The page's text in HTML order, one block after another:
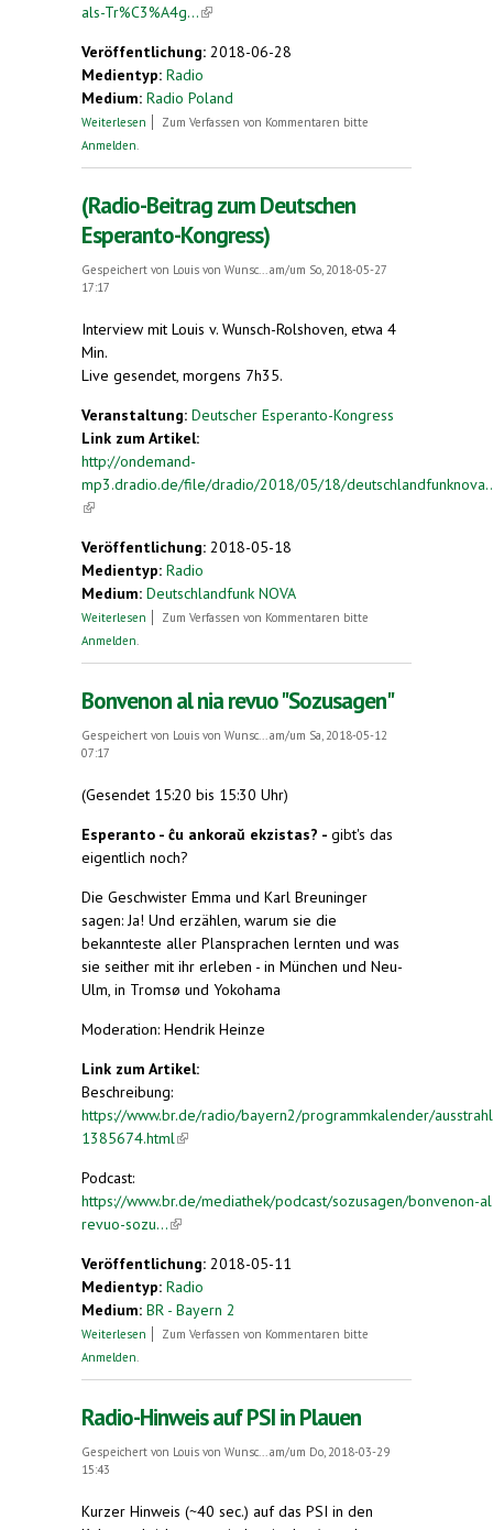
als-Tr%C3%A4g...(link is external)
Veröffentlichung: 2018-06-28
Medientyp: Radio
Medium: Radio Poland
Weiterlesen über Esperanto als Träger der Esperanto-Kultur
Zum Verfassen von Kommentaren bitte
Anmelden
(Radio-Beitrag zum Deutschen
Esperanto-Kongress)
Gespeichert von Louis von Wunsc...
am/um So, 2018-05-27
17:17
Interview mit Louis v. Wunsch-Rolshoven, etwa 4
Min.
Live gesendet, morgens 7h35.
Veranstaltung: Deutscher Esperanto-Kongress
Link zum Artikel:
http://ondemand-
mp3.dradio.de/file/dradio/2018/05/18/
(link is external)
Veröffentlichung: 2018-05-18
Medientyp: Radio
Medium: Deutschlandfunk NOVA
Weiterlesen über (Radio-Beitrag zum Deutschen Esperanto-
Zum Verfassen von Kommentaren bitte
Anmelden
Bonvenon al nia revuo "Sozusagen"
Gespeichert von Louis von Wunsc...
am/um Sa, 2018-05-12
07:17
(Gesendet 15:20 bis 15:30 Uhr)
Esperanto - ĉu ankoraŭ ekzistas? - gibt's das
eigentlich noch?
Die Geschwister Emma und Karl Breuninger
sagen: Ja! Und erzählen, warum sie die
bekannteste aller Plansprachen lernten und was
sie seither mit ihr erleben - in München und Neu-
Ulm, in Tromsø und Yokohama
Moderation: Hendrik Heinze
Link zum Artikel:
Beschreibung:
https://www.br.de/radio/bayern2/programmkalender/
1385674.html (link is external)
Podcast:
https://www.br.de/mediathek/podcast/sozusagen/bonvenon-
revuo-sozu...(link is external)
Veröffentlichung: 2018-05-11
Medientyp: Radio
Medium: BR - Bayern 2
Weiterlesen über Bonvenon al nia revuo "Sozusagen"
Zum Verfassen von Kommentaren bitte
Anmelden
Radio-Hinweis auf PSI in Plauen
Gespeichert von Louis von Wunsc...
am/um Do, 2018-03-29
15:43
Kurzer Hinweis (~40 sec.) auf das PSI in den